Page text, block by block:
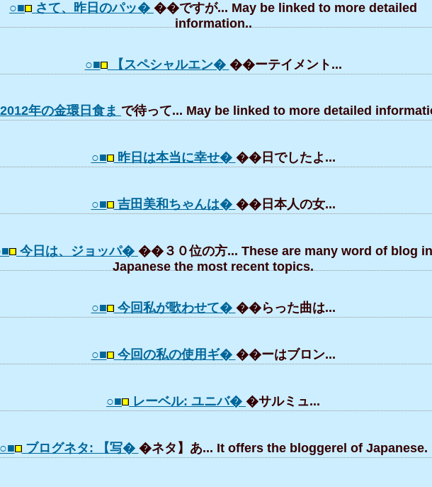
○■ さて、昨日のパッ� ��ですが... May be linked to more detailed
information..
○■ 【スペシャルエン� ��ーテイメント...
2012年の金環日食ま で待って... May be linked to more detailed
○■ 昨日は本当に幸せ� ��日でしたよ...
○■ 吉田美和ちゃんは� ��日本人の女...
今日は、ジョッパ� ��３０位の方... These are many word of blog in
Japanese the most recent topics.
○■ 今回私が歌わせて� ��らった曲は...
○■ 今回の私の使用ギ� ��ーはブロン...
○■ レーベル: ユニバ� �サルミュ...
○■ ブログネタ: 【写� �ネタ】あ... It offers the bloggerel of Japanese.